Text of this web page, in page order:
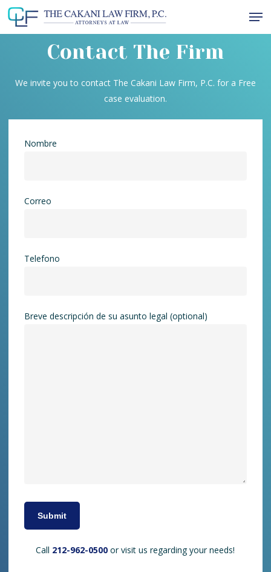
Skip
Contact The Firm
We invite you to contact The Cakani Law Firm, P.C. for a Free
case evaluation.
Nombre
Correo
Telefono
Breve descripción de su asunto legal (optional)
Call 212-962-0500 or visit us regarding your needs!
Close